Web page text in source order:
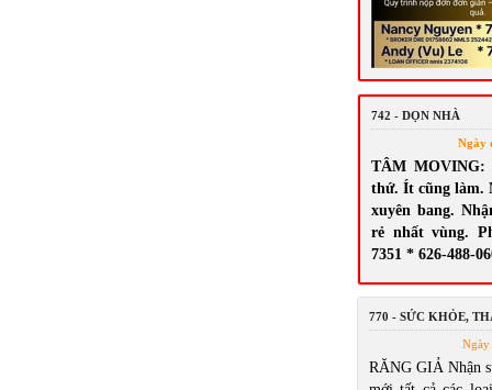
742 - DỌN NHÀ
Ngày
TÂM MOVING:
thứ. Ít cũng làm.
xuyên bang.
rẻ nhất vùng.
7351 * 626-488-
770 - SỨC KHỎE,
Ngày
RĂNG GIẢ Nhận